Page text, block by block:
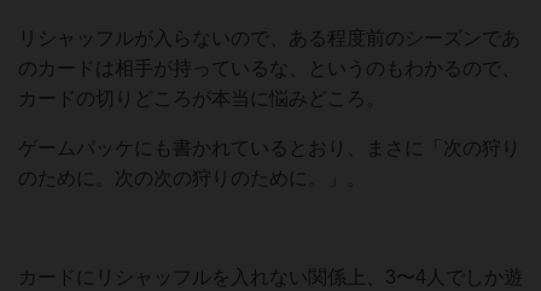
リシャッフルが入らないので、ある程度前のシーズンであ
のカードは相手が持っているな、というのもわかるので、
カードの切りどころが本当に悩みどころ。
ゲームパッケにも書かれているとおり、まさに「次の狩り
のために。次の次の狩りのために。」。
カードにリシャッフルを入れない関係上、3〜4人でしか遊